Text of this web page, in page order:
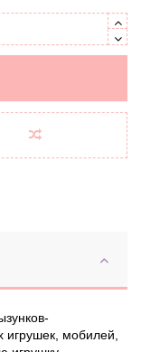
игрушек, мобилей,